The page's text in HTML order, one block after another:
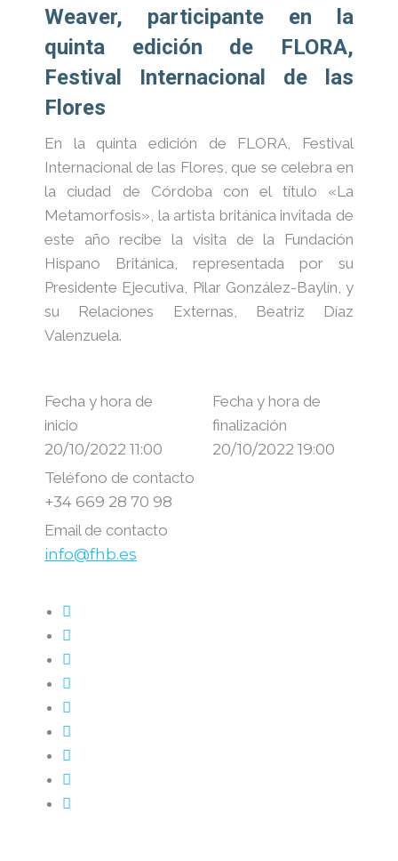
Weaver, participante en la
quinta edición de FLORA,
Festival Internacional de las
Flores
En la quinta edición de FLORA, Festival
Internacional de las Flores, que se celebra en
la ciudad de Córdoba con el título «La
Metamorfosis», la artista británica invitada de
este año recibe la visita de la Fundación
Hispano Británica, representada por su
Presidente Ejecutiva, Pilar González-Baylín, y
su Relaciones Externas, Beatriz Díaz
Valenzuela.
Fecha y hora de
inicio
20/10/2022 11:00
Fecha y hora de
finalización
20/10/2022 19:00
Teléfono de contacto
+34 669 28 70 98
Email de contacto
info@fhb.es